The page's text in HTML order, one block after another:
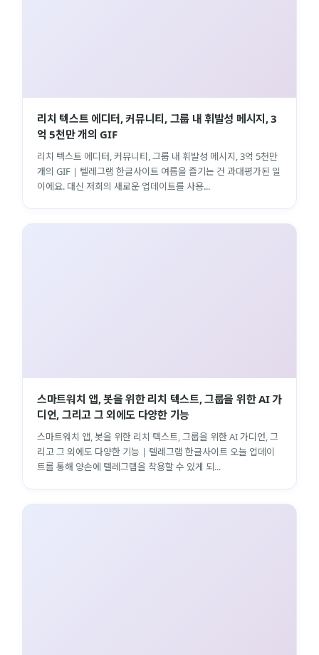
리치 텍스트 에디터, 커뮤니티, 그룹 내 휘발성 메시지, 3
억 5천만 개의 GIF
리치 텍스트 에디터, 커뮤니티, 그룹 내 휘발성 메시지, 3억 5천만
개의 GIF | 텔레그램 한글사이트 여름을 즐기는 건 과대평가된 일
이에요. 대신 저희의 새로운 업데이트를 사용...
스마트워치 앱, 봇을 위한 리치 텍스트, 그룹을 위한 AI 가
디언, 그리고 그 외에도 다양한 기능
스마트워치 앱, 봇을 위한 리치 텍스트, 그룹을 위한 AI 가디언, 그
리고 그 외에도 다양한 기능 | 텔레그램 한글사이트 오늘 업데이
트를 통해 양손에 텔레그램을 착용할 수 있게 되...